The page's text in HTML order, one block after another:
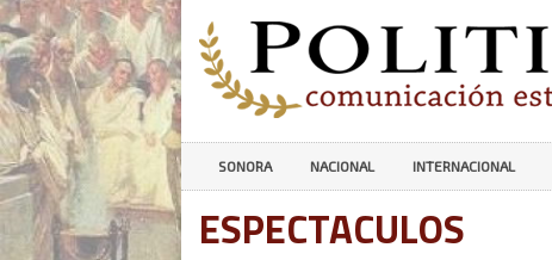
SONORA NACIONAL INTERNACIONAL
ESPECTACULOS